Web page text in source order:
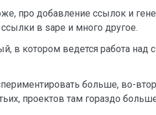
про добавление ссылок и
в sape и много другое.
в котором ведется работа над
больше, во-
проектов там гораздо